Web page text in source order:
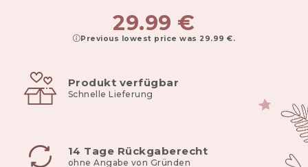
Kinderbettmatratze
120x60
cm
rainbow
29.99 €
Previous lowest price was 29.99€.
Produkt verfügbar
Schnelle Lieferung
14 Tage Rückgaberecht
ohne Angabe von Gründen